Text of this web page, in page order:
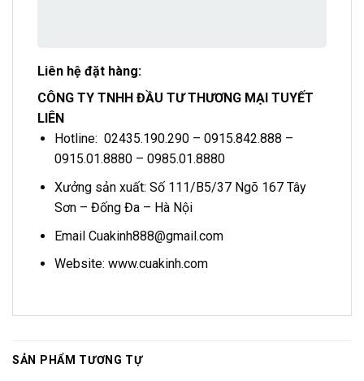
Liên hệ đặt hàng:
CÔNG TY TNHH ĐẦU TƯ THƯƠNG MẠI TUYẾT
LIÊN
Hotline: 02435.190.290 – 0915.842.888 –
0915.01.8880 – 0985.01.8880
Xưởng sản xuất: Số 111/B5/37 Ngõ 167 Tây
Sơn – Đống Đa – Hà Nội
Email Cuakinh888@gmail.com
Website: www.cuakinh.com
SẢN PHẨM TƯƠNG TỰ